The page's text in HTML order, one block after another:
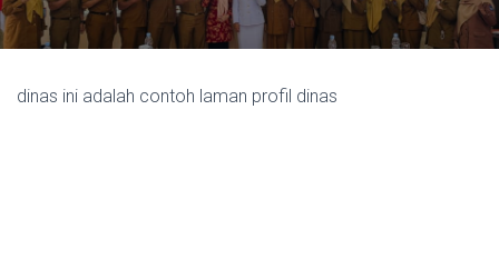
A
V
dinas ini adalah contoh laman profil dinas